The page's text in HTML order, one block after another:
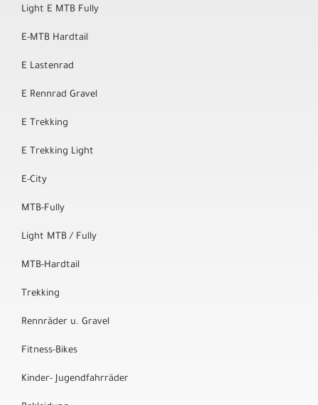
Light E MTB Fully
E-MTB Hardtail
E Lastenrad
E Rennrad Gravel
E Trekking
E Trekking Light
E-City
MTB-Fully
Light MTB / Fully
MTB-Hardtail
Trekking
Rennräder u. Gravel
Fitness-Bikes
Kinder- Jugendfahrräder